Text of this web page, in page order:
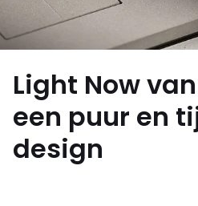
Light Now
een puur en
design